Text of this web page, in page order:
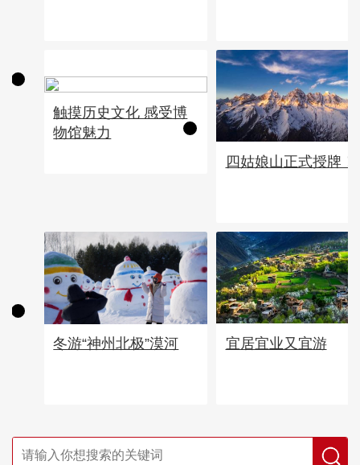
触摸历史文化 感受博
物馆魅力
四姑娘山正式授牌！
冬游“神州北极”漠河 宜居宜业又宜游